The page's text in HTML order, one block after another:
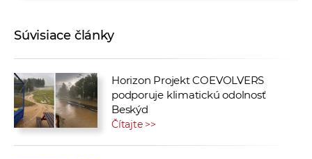
Súvisiace články
Horizon Projekt COEVOLVERS
podporuje klimatickú odolnosť
Beskýd
Čítajte >>